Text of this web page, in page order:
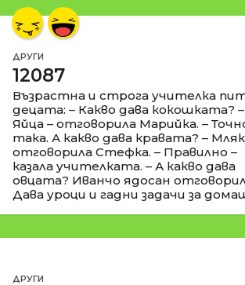
ДРУГИ
12087
Възрастна и строга учителка
децата: – Какво дава кокошката? –
Яйца – отговорила Марийка. –
така. А какво дава кравата? –
отговорила Стефка. – Правилно –
казала учителката. – А какво дава
овцата? Иванчо ядосан
Дава уроци и гадни задачи за
ДРУГИ